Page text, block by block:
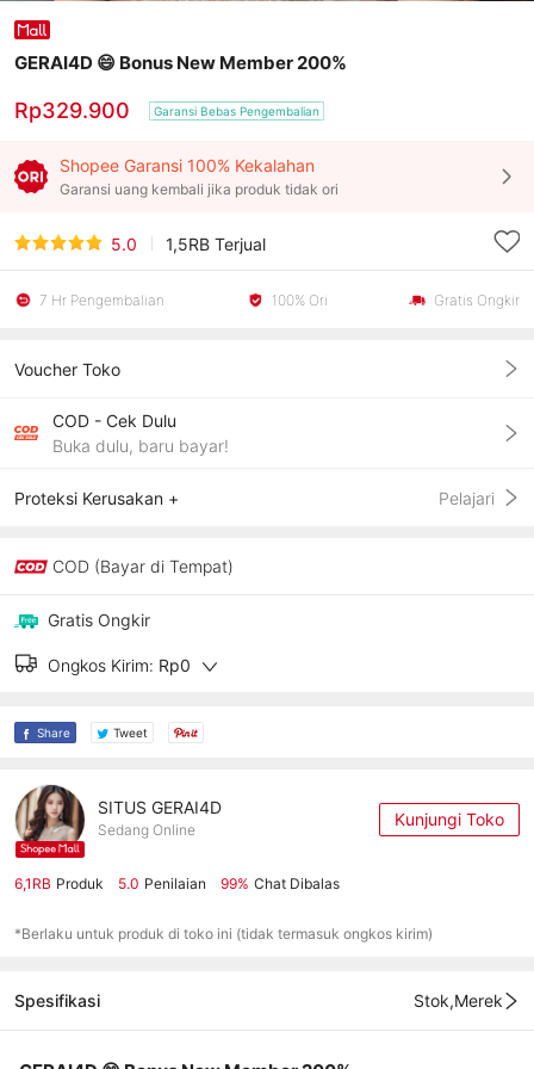
GERAI4D 😄 Bonus New Member 200%
Rp329.900 Garansi Bebas Pengembalian
Shopee Garansi 100% Kekalahan
Garansi uang kembali jika produk tidak ori
5.0 1,5RB Terjual
7 Hr Pengembalian 100% Ori Gratis Ongkir
Voucher Toko
COD - Cek Dulu
Buka dulu, baru bayar!
Proteksi Kerusakan + Pelajari
COD (Bayar di Tempat)
Gratis Ongkir
Ongkos Kirim: Rp0
Share Tweet
SITUS GERAI4D
Sedang Online Kunjungi Toko
6,1RB Produk 5.0 Penilaian 99% Chat Dibalas
*Berlaku untuk produk di toko ini (tidak termasuk ongkos kirim)
Spesifikasi Stok,Merek